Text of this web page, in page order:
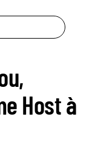
Host à